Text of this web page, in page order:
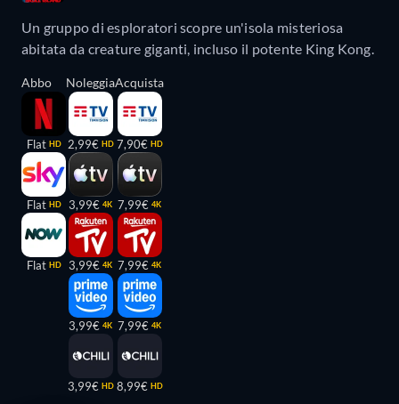
Un gruppo di esploratori scopre un'isola misteriosa
abitata da creature giganti, incluso il potente King Kong.
Abbo
Flat HD
Flat HD
Flat HD
Noleggia
2,99€ HD
3,99€ 4K
3,99€ 4K
3,99€ 4K
3,99€ HD
Acquista
7,90€ HD
7,99€ 4K
7,99€ 4K
7,99€ 4K
8,99€ HD